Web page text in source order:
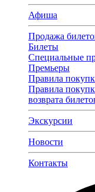
Афиша
Продажа
Билеты
Специальные
Премьеры
Правила
Правила
возврата
Экскурсии
Новости
Контакты